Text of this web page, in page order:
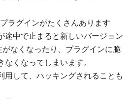
ラグインがたくさんあります
途中で止まると新しいバージョン
なくなったり、プラグインに脆
くなってしまいます。
用して、ハッキングされることも